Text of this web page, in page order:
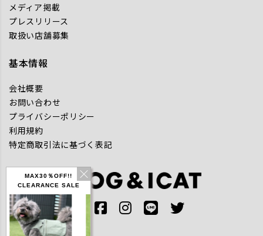
MAX30％OFF!!
CLEARANCE SALE
メディア掲載
プレスリリース
取扱い店舗募集
基本情報
会社概要
お問い合わせ
プライバシーポリシー
利用規約
特定商取引法に基づく表記